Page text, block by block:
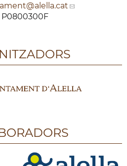
@alella.cat
P0800300F